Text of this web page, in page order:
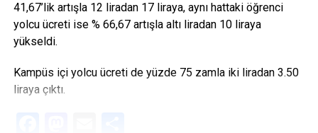
41,67’lik artışla 12 liradan 17 liraya, aynı hattaki öğrenci
yolcu ücreti ise % 66,67 artışla altı liradan 10 liraya
yükseldi.
Kampüs içi yolcu ücreti de yüzde 75 zamla iki liradan 3.50
liraya çıktı.